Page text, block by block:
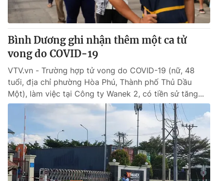
Bình Dương ghi nhận thêm một ca tử
vong do COVID-19
VTV.vn - Trường hợp tử vong do COVID-19 (nữ, 48
tuổi, địa chỉ phường Hòa Phú, Thành phố Thủ Dầu
Một), làm việc tại Công ty Wanek 2, có tiền sử tăng...